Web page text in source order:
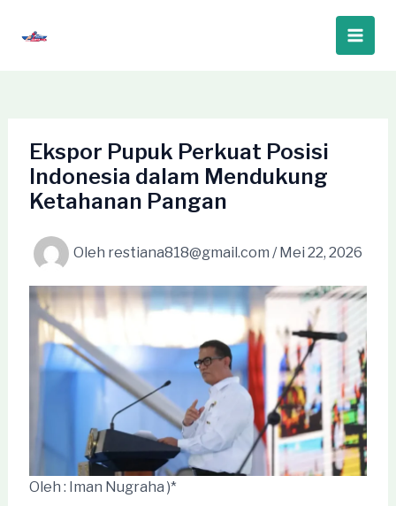
Main
Ekspor Pupuk Perkuat Posisi
Indonesia dalam Mendukung
Ketahanan Pangan
Oleh restiana818@gmail.com / Mei 22, 2026
Oleh : Iman Nugraha )*